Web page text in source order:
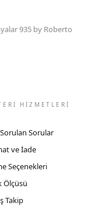
935 by Roberto
HİZMETLERİ
Sorulan Sorular
ve İade
Seçenekleri
Ölçüsü
Takip